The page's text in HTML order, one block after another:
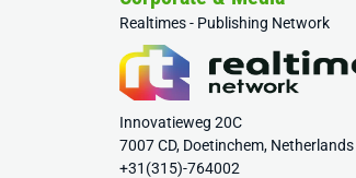
Realtimes - Publishing Network
Innovatieweg 20C
7007 CD, Doetinchem, Netherlands
+31(315)-764002